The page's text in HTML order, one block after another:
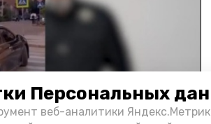
Персональных
веб-аналитики